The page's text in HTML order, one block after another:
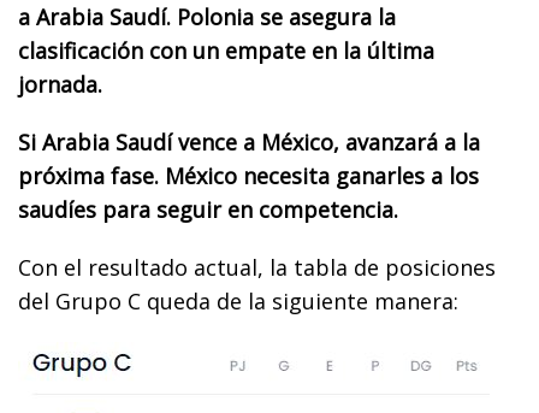
a Arabia Saudí. Polonia se asegura la
clasificación con un empate en la última
jornada.
Si Arabia Saudí vence a México, avanzará a la
próxima fase. México necesita ganarles a los
saudíes para seguir en competencia.
Con el resultado actual, la tabla de posiciones
del Grupo C queda de la siguiente manera: